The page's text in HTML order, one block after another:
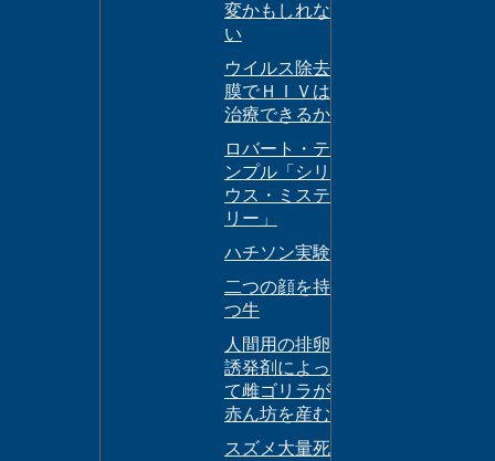
変かもしれな
い
ウイルス除去
膜でＨＩＶは
治療できるか
ロバート・テ
ンプル「シリ
ウス・ミステ
リー」
ハチソン実験
二つの顔を持
つ牛
人間用の排卵
誘発剤によっ
て雌ゴリラが
赤ん坊を産む
スズメ大量死